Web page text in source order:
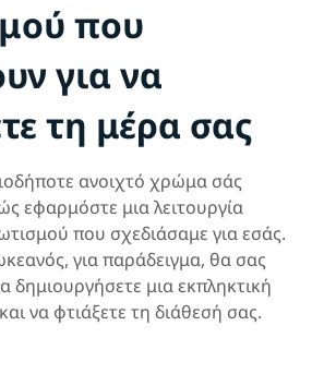
που
για να
τη μέρα σας
ανοιχτό χρώμα σάς
εφαρμόστε μια λειτουργία
που σχεδιάσαμε για εσάς.
για παράδειγμα, θα σας
δημιουργήσετε μια εκπληκτική
να φτιάξετε τη διάθεσή σας.